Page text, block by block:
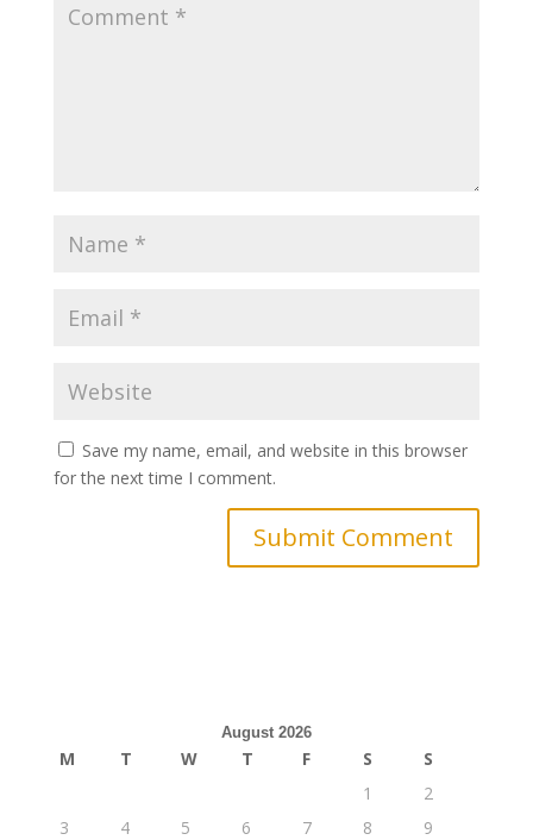
Save my name, email, and website in this browser
for the next time I comment.
August 2026
M T W T F S
S
1
2
3
4 5 6 7 8
9